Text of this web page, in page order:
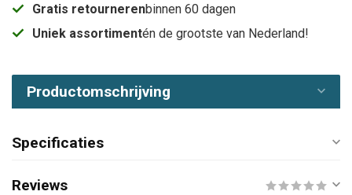
Gratis retournerenbinnen 60 dagen
Uniek assortimentén de grootste van Nederland!
Productomschrijving
Specificaties
Reviews